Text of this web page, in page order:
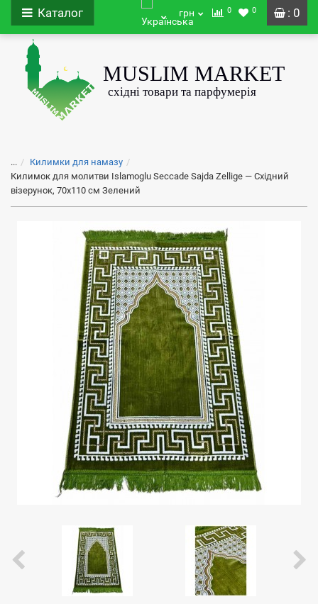
: 0
Каталог грн 0 0
...
Килимки для намазу
Килимок для молитви Islamoglu Seccade Sajda Zellige — Східний
візерунок, 70x110 см Зелений